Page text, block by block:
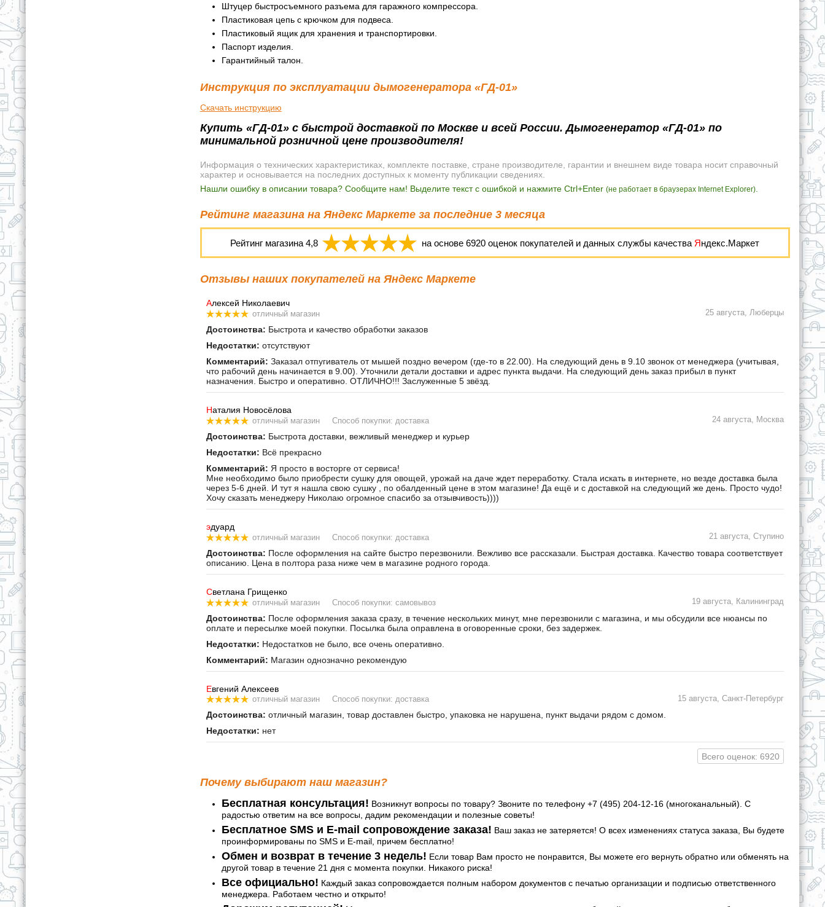
Штуцер быстросъемного разъема для гаражного компрессора.
Пластиковая цепь с крючком для подвеса.
Пластиковый ящик для хранения и транспортировки.
Паспорт изделия.
Гарантийный талон.
Инструкция по эксплуатации дымогенератора «ГД-01»
Скачать инструкцию
Купить «ГД-01» с быстрой доставкой по Москве и всей России. Дымогенератор «ГД-01» по
минимальной розничной цене производителя!
Информация о технических характеристиках, комплекте поставке, стране производителе, гарантии и внешнем виде товара носит справочный
характер и основывается на последних доступных к моменту публикации сведениях.
Нашли ошибку в описании товара? Сообщите нам! Выделите текст с ошибкой и нажмите Ctrl+Enter (не работает в браузерах Internet Explorer).
Рейтинг магазина на Яндекс Маркете за последние 3 месяца
Рейтинг магазина 4,8 на основе6920 оценок покупателей и данных службы качества Яндекс.Маркет
Отзывы наших покупателей на Яндекс Маркете
Алексей Николаевич
отличный магазин 25 августа, Люберцы
Достоинства: Быстрота и качество обработки заказов
Недостатки: отсутствуют
Комментарий: Заказал отпугиватель от мышей поздно вечером (где-то в 22.00). На следующий день в 9.10 звонок от менеджера (учитывая,
что рабочий день начинается в 9.00). Уточнили детали доставки и адрес пункта выдачи. На следующий день заказ прибыл в пункт
назначения. Быстро и оперативно. ОТЛИЧНО!!! Заслуженные 5 звёзд.
Наталия Новосёлова
отличный магазин Способ покупки: доставка 24 августа, Москва
Достоинства: Быстрота доставки, вежливый менеджер и курьер
Недостатки: Всё прекрасно
Комментарий: Я просто в восторге от сервиса!
Мне необходимо было приобрести сушку для овощей, урожай на даче ждет переработку. Стала искать в интернете, но везде доставка была
через 5-6 дней. И тут я нашла свою сушку , по обалденный цене в этом магазине! Да ещё и с доставкой на следующий же день. Просто чудо!
Хочу сказать менеджеру Николаю огромное спасибо за отзывчивость))))
эдуард
отличный магазин Способ покупки: доставка 21 августа, Ступино
Достоинства: После оформления на сайте быстро перезвонили. Вежливо все рассказали. Быстрая доставка. Качество товара соответствует
описанию. Цена в полтора раза ниже чем в магазине родного города.
Светлана Грищенко
отличный магазин Способ покупки: самовывоз 19 августа, Калининград
Достоинства: После оформления заказа сразу, в течение нескольких минут, мне перезвонили с магазина, и мы обсудили все нюансы по
оплате и пересылке моей покупки. Посылка была оправлена в оговоренные сроки, без задержек.
Недостатки: Недостатков не было, все очень оперативно.
Комментарий: Магазин однозначно рекомендую
Евгений Алексеев
отличный магазин Способ покупки: доставка 15 августа, Санкт-Петербург
Достоинства: отличный магазин, товар доставлен быстро, упаковка не нарушена, пункт выдачи рядом с домом.
Недостатки: нет
Всего оценок: 6920
Почему выбирают наш магазин?
Бесплатная консультация! Возникнут вопросы по товару? Звоните по телефону +7 (495) 204-12-16 (многоканальный). С
радостью ответим на все вопросы, дадим рекомендации и полезные советы!
Бесплатное SMS и E-mail сопровождение заказа! Ваш заказ не затеряется! О всех изменениях статуса заказа, Вы будете
проинформированы по SMS и E-mail, причем бесплатно!
Обмен и возврат в течение 3 недель! Если товар Вам просто не понравится, Вы можете его вернуть обратно или обменять на
другой товар в течение 21 дня с момента покупки. Никакого риска!
Все официально! Каждый заказ сопровождается полным набором документов с печатью организации и подписью ответственного
менеджера. Работаем честно и открыто!